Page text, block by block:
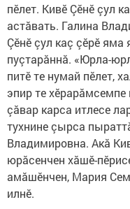
пӗлет. Кивӗ Çӗнӗ çул
астăвать. Галина
Çӗнӗ çул каç çӗрӗ яма
пуçтарăннă. «Юрла-
питӗ те нумай пӗлет,
эпир те
çăвар карса итлесе
тухнине çырса
Владимировна. Акă
юрăсенчен хăшӗ-
амăшӗнчен, Мария
илнӗ.